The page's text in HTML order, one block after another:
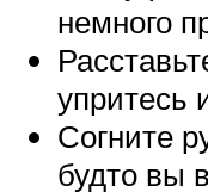
немного
упритесь
Согните
будто вы